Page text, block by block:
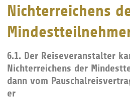
Nichterreichens
6.1. Der Reiseveranstalter
Nichterreichens der
dann vom
er